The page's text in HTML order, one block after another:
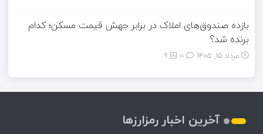
بازده صندوق‌های املاک در برابر جهش قیمت مسکن؛ کدام
برنده شد؟
مرداد ۱۵, ۱۴۰۵ 9
آخرین اخبار رمزارزها